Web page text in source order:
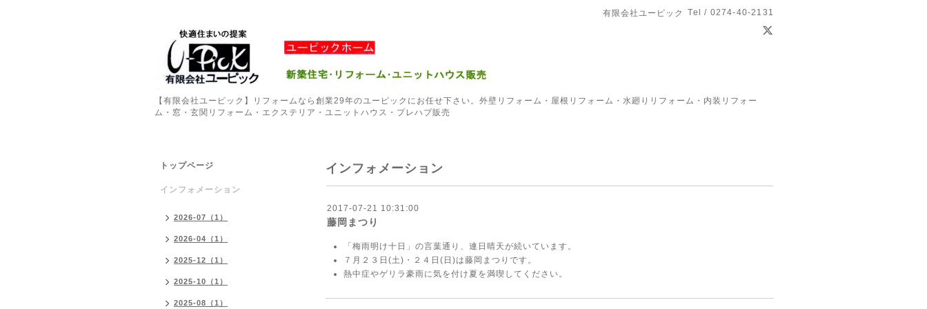
有限会社ユーピック Tel / 0274-40-2131
【有限会社ユーピック】リフォームなら創業29年のユーピックにお任せ下さい。外壁リフォーム・屋根リフォーム・水廻りリフォーム・内装リフォー
ム・窓・玄関リフォーム・エクステリア・ユニットハウス・プレハブ販売
インフォメーション
2017-07-21 10:31:00
藤岡まつり
「梅雨明け十日」の言葉通り、連日晴天が続いています。
７月２３日(土)・２４日(日)は藤岡まつりです。
熱中症やゲリラ豪雨に気を付け夏を満喫してください。
トップページ
インフォメーション
2026-07（1）
2026-04（1）
2025-12（1）
2025-10（1）
2025-08（1）